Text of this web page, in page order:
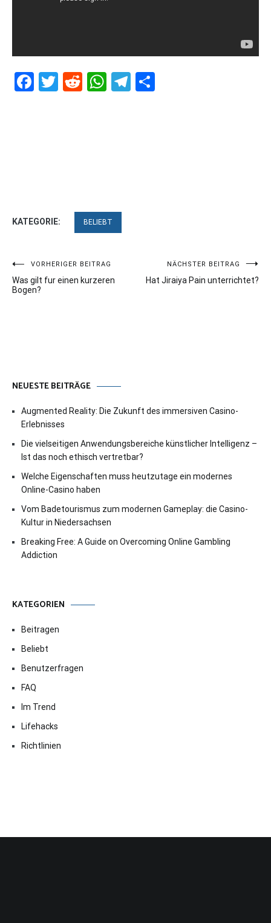
Facebook
Twitter
RedditWhatsApp
Telegram
KATEGORIE: BELIEBT
Beitragsnavigation
VORHERIGER BEITRAG
Was gilt fur einen kurzeren
Bogen?
NÄCHSTER BEITRAG
Hat Jiraiya Pain unterrichtet?
NEUESTE BEITRÄGE
Augmented Reality: Die Zukunft des immersiven Casino-
Erlebnisses
Die vielseitigen Anwendungsbereiche künstlicher Intelligenz –
Ist das noch ethisch vertretbar?
Welche Eigenschaften muss heutzutage ein modernes
Online-Casino haben
Vom Badetourismus zum modernen Gameplay: die Casino-
Kultur in Niedersachsen
Breaking Free: A Guide on Overcoming Online Gambling
Addiction
KATEGORIEN
Beitragen
Beliebt
Benutzerfragen
FAQ
Im Trend
Lifehacks
Richtlinien